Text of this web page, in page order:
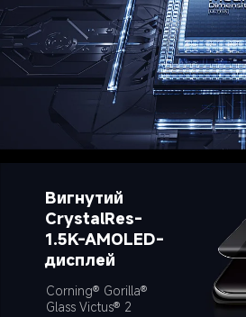
Вигнутий
CrystalRes-
1.5K-AMOLED-
дисплей
Corning® Gorilla®
Glass Victus® 2